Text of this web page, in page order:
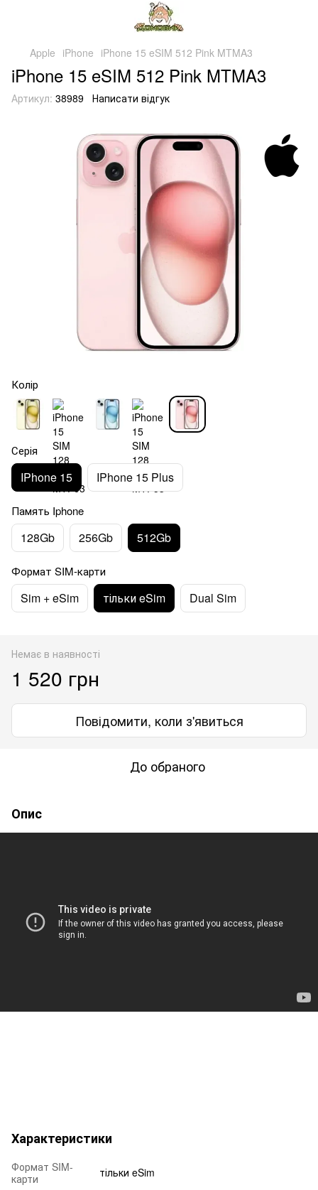
Apple iPhone iPhone 15 eSIM 512 Pink MTMA3
iPhone 15 eSIM 512 Pink MTMA3
Артикул: 38989 Написати відгук
Колір
Серія
IPhone 15 IPhone 15 Plus
Память Iphone
128Gb 256Gb 512Gb
Формат SIM-карти
Sim + eSim тільки eSim Dual Sim
Немає в наявності
1 520 грн
Повідомити, коли з'явиться
До обраного
Опис
Характеристики
Формат SIM-
карти
тільки eSim